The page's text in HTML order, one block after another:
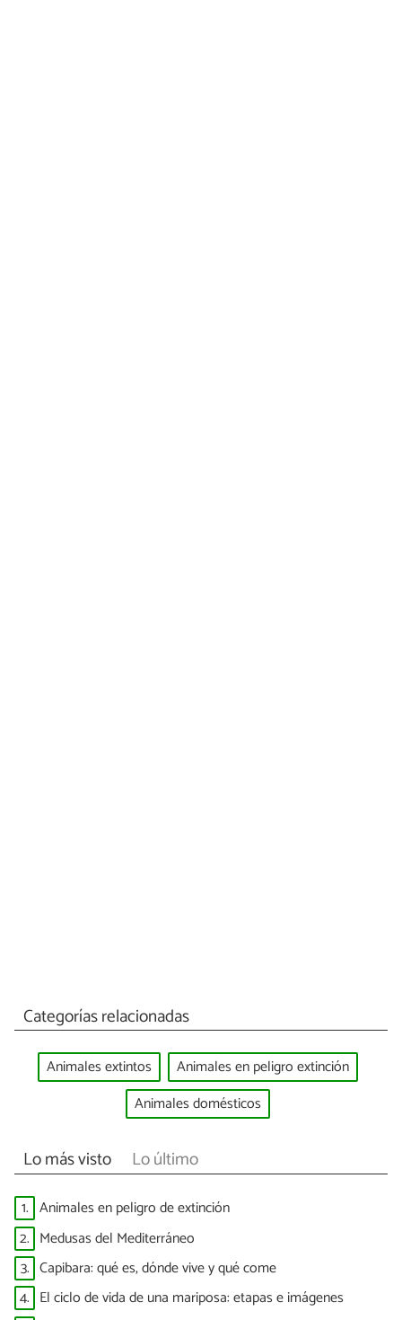
Categorías relacionadas
Animales extintos
Animales en peligro extinción
Animales domésticos
Lo más visto Lo último
1. Animales en peligro de extinción
2. Medusas del Mediterráneo
3. Capibara: qué es, dónde vive y qué come
4. El ciclo de vida de una mariposa: etapas e imágenes